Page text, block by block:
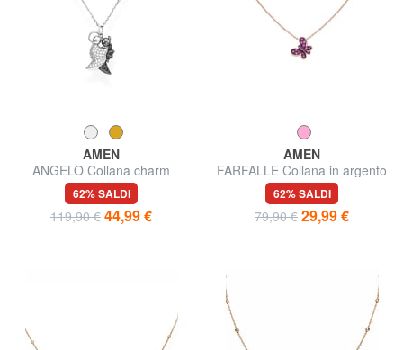
AMEN
ANGELO Collana charm
angelo e diavolo
62% SALDI
119,90 € 44,99 €
AMEN
FARFALLE Collana in argento
rosè con zirconi
62% SALDI
79,90 € 29,99 €